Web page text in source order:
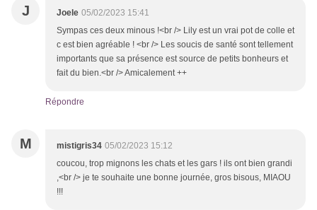
J Joele 05/02/2023 15:41
Sympas ces deux minous !<br /> Lily est un vrai pot de colle et
c est bien agréable ! <br /> Les soucis de santé sont tellement
importants que sa présence est source de petits bonheurs et
fait du bien.<br /> Amicalement ++
Répondre
M mistigris34 05/02/2023 15:12
coucou, trop mignons les chats et les gars ! ils ont bien grandi
,<br /> je te souhaite une bonne journée, gros bisous, MIAOU
!!!